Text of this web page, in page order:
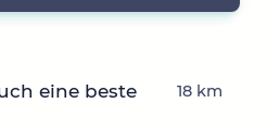
eine beste
18 km